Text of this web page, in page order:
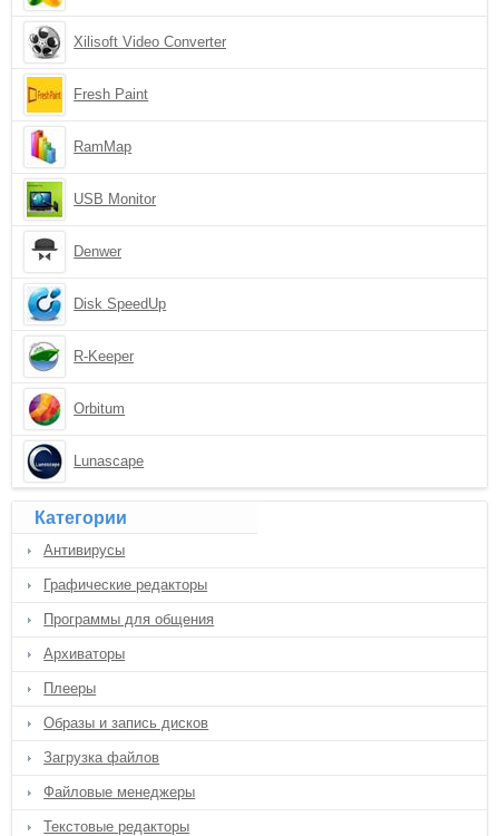
Xilisoft Video Converter
Fresh Paint
RamMap
USB Monitor
Denwer
Disk SpeedUp
R-Keeper
Orbitum
Lunascape
Категории
Антивирусы
Графические редакторы
Программы для общения
Архиваторы
Плееры
Образы и запись дисков
Загрузка файлов
Файловые менеджеры
Текстовые редакторы